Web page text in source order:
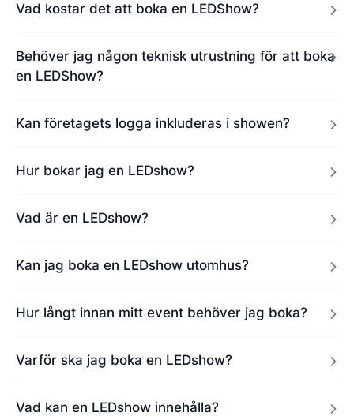
Vad kostar det att boka en LEDShow?
Behöver jag någon teknisk utrustning för att boka
en LEDShow?
Kan företagets logga inkluderas i showen?
Hur bokar jag en LEDshow?
Vad är en LEDshow?
Kan jag boka en LEDshow utomhus?
Hur långt innan mitt event behöver jag boka?
Varför ska jag boka en LEDshow?
Vad kan en LEDshow innehålla?